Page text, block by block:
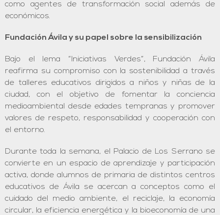
como agentes de transformación social además de
económicos.
Fundación Ávila y su papel sobre la sensibilización
Bajo el lema “Iniciativas Verdes”, Fundación Ávila
reafirma su compromiso con la sostenibilidad a través
de talleres educativos dirigidos a niños y niñas de la
ciudad, con el objetivo de fomentar la conciencia
medioambiental desde edades tempranas y promover
valores de respeto, responsabilidad y cooperación con
el entorno.
Durante toda la semana, el Palacio de Los Serrano se
convierte en un espacio de aprendizaje y participación
activa, donde alumnos de primaria de distintos centros
educativos de Ávila se acercan a conceptos como el
cuidado del medio ambiente, el reciclaje, la economía
circular, la eficiencia energética y la bioeconomía de una